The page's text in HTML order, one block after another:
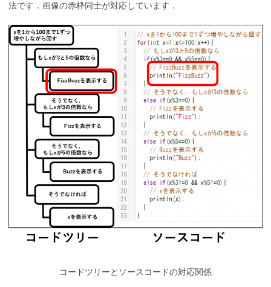
法です．画像の赤枠同士が対応しています．
コードツリーとソースコードの対応関係